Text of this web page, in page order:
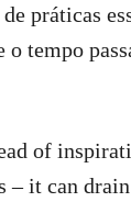
práticas
o tempo
of
– it can